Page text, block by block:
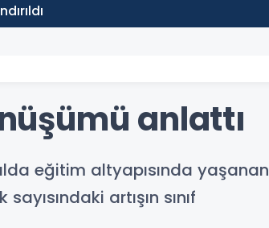
anlattı
eğitim altyapısında yaşanan
artışın sınıf